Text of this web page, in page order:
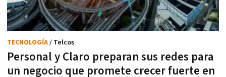
Personal y Claro preparan sus redes para
un negocio que promete crecer fuerte en
TECNOLOGÍA/ Telcos